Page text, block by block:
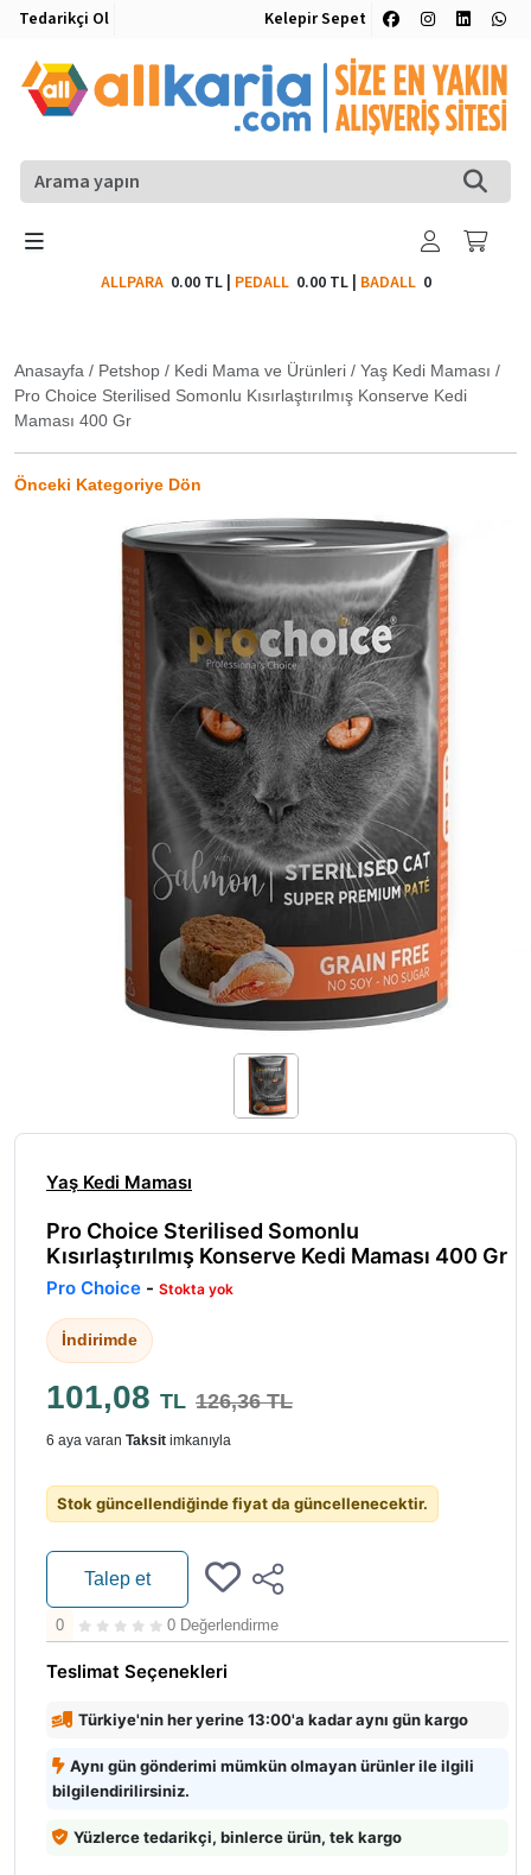
Tedarikçi Ol Kelepir Sepet
ALLPARA 0.00 TL| PEDALL 0.00 TL| BADALL0
Anasayfa / Petshop / Kedi Mama ve Ürünleri / Yaş Kedi Maması /
Pro Choice Sterilised Somonlu Kısırlaştırılmış Konserve Kedi
Maması 400 Gr
Önceki Kategoriye Dön
Yaş Kedi Maması
Pro Choice Sterilised Somonlu
Kısırlaştırılmış Konserve Kedi Maması 400 Gr
Pro Choice - Stokta yok
İndirimde
101,08 TL 126,36 TL
6 aya varan Taksit imkanıyla
Stok güncellendiğinde fiyat da güncellenecektir.
Talep et
0 0 Değerlendirme
Teslimat Seçenekleri
Türkiye'nin her yerine 13:00'a kadar aynı gün kargo
Aynı gün gönderimi mümkün olmayan ürünler ile ilgili
bilgilendirilirsiniz.
Yüzlerce tedarikçi, binlerce ürün, tek kargo